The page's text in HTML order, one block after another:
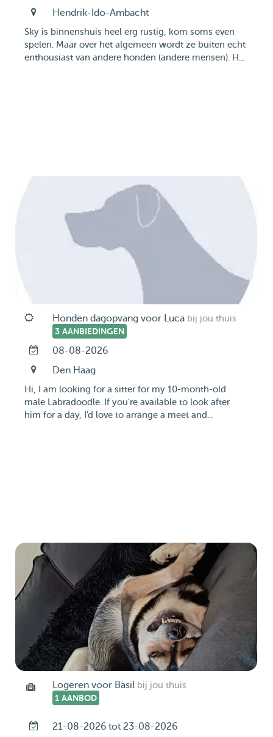
Hendrik-Ido-Ambacht
Sky is binnenshuis heel erg rustig, kom soms even
spelen. Maar over het algemeen wordt ze buiten echt
enthousiast van andere honden (andere mensen). H...
Honden dagopvang voor Luca bij jou thuis
3 AANBIEDINGEN
08-08-2026
Den Haag
Hi, I am looking for a sitter for my 10-month-old
male Labradoodle. If you're available to look after
him for a day, I'd love to arrange a meet and...
Logeren voor Basil bij jou thuis
1 AANBOD
21-08-2026 tot 23-08-2026